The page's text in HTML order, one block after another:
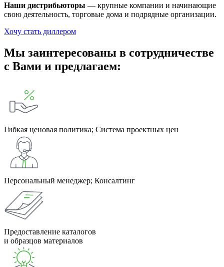
Наши дистрибьюторы — крупные компании и начинающие
свою деятельность, торговые дома и подрядные организации.
Хочу стать диллером
Мы заинтересованы в сотрудничестве
с Вами и предлагаем:
Гибкая ценовая политика; Система проектных цен
Персональный менеджер; Консалтинг
Предоставление каталогов
и образцов материалов